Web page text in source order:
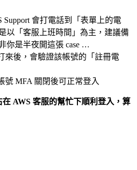
Support 會打電話到「表單上的電
以「客服上班時間」為主，建議備
你是半夜開這張 case …
來後，會驗證該帳號的「註冊電
號 MFA 關閉後可正常登入
AWS 客服的幫忙下順利登入，算